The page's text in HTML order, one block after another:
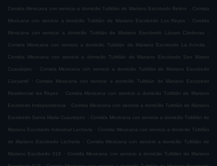
Comida Mexicana con servicio a domicilio Tultitlán de Mariano Escobedo Belem . Comida
Mexicana con servicio a domicilio Tultitlán de Mariano Escobedo Los Reyes . Comida
Mexicana con servicio a domicilio Tultitlán de Mariano Escobedo Lázaro Cárdenas .
Comida Mexicana con servicio a domicilio Tultitlán de Mariano Escobedo La Acocila .
Comida Mexicana con servicio a domicilio Tultitlán de Mariano Escobedo San Mateo
Cuautepec . Comida Mexicana con servicio a domicilio Tultitlán de Mariano Escobedo
Cueyamil . Comida Mexicana con servicio a domicilio Tultitlán de Mariano Escobedo
Residencial los Reyes . Comida Mexicana con servicio a domicilio Tultitlán de Mariano
Escobedo Independencia . Comida Mexicana con servicio a domicilio Tultitlán de Mariano
Escobedo Santa Maria Cuautepec . Comida Mexicana con servicio a domicilio Tultitlán de
Mariano Escobedo Industrial Lecheria . Comida Mexicana con servicio a domicilio Tultitlán
de Mariano Escobedo Lecheria . Comida Mexicana con servicio a domicilio Tultitlán de
Mariano Escobedo 018 . Comida Mexicana con servicio a domicilio Tultitlán de Mariano
.